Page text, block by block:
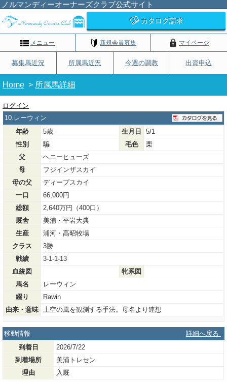
ノルマンディーオーナーズクラブ公式サイト
カタログ請求
メニュー 新規会員募集 マイページ
募集馬近況 所属馬近況 今週の調教 出資申込
Home > 所属馬詳細
ログイン
10.レーウィン
年齢
5歳 生月日
5/1
性別
騙 毛色
栗
父
ヘニーヒューズ
母
フジインザスカイ
母の父
ディープスカイ
一口
66,000円
総額
2,640万円（400口）
厩舎
美浦・平岩大典
生産
浦河・高昭牧場
クラス
3勝
戦績
3-1-1-13
血統図
牝系図
馬名
レーウィン
綴り
Rawin
由来・意味
上空の風を観測する手法。母名より連想
移動情報
詳細へ戻る
到着日
2026/7/22
到着場所
美浦トレセン
理由
入厩